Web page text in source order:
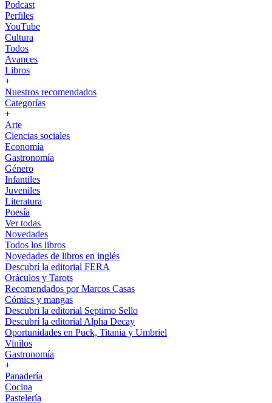
Podcast
Perfiles
YouTube
Cultura
Todos
Avances
Libros
+
Nuestros recomendados
Categorías
+
Arte
Ciencias sociales
Economía
Gastronomía
Género
Infantiles
Juveniles
Literatura
Poesía
Ver todas
Novedades
Todos los libros
Novedades de libros en inglés
Descubrí la editorial FERA
Oráculos y Tarots
Recomendados por Marcos Casas
Cómics y mangas
Descubri la editorial Septimo Sello
Descubrí la editorial Alpha Decay
Oportunidades en Puck, Titania y Umbriel
Vinilos
Gastronomía
+
Panadería
Cocina
Pastelería